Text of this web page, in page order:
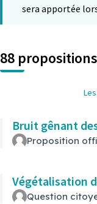
sera apportée
88 propositions
Bruit gênant
Proposition
Végétalisation
Question